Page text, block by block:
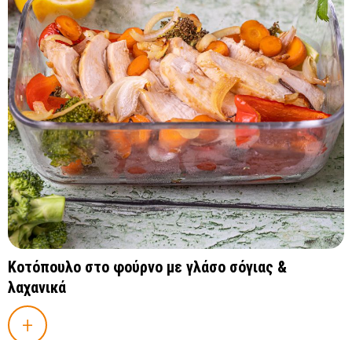
Κοτόπουλο στο φούρνο με γλάσο σόγιας &
λαχανικά
+